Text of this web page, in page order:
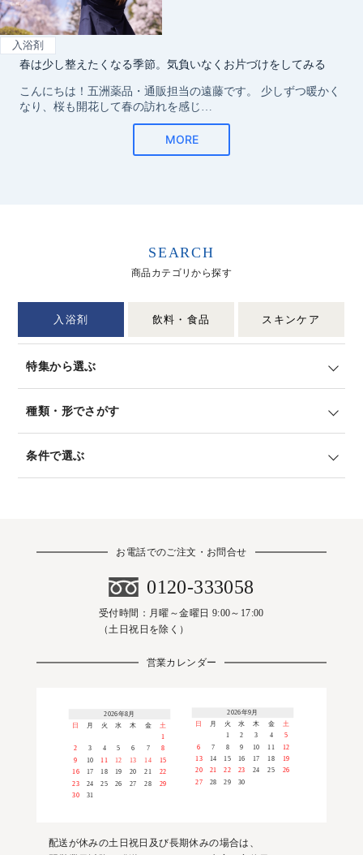
SEARCH
商品カテゴリから探す
入浴剤 飲料・食品 スキンケア
特集から選ぶ
種類・形でさがす
条件で選ぶ
お電話でのご注文・お問合せ
0120-333058
受付時間：月曜～金曜日 9:00～17:00
（土日祝日を除く）
営業カレンダー
2026年8月
日
月 火 水 木 金
土
1
2
3 4 5 6 7 8
9 10 11 12 13 14 15
16 17 18 19 20 21
22
23
24 25 26 27 28
29
30
31
2026年9月
日 月 火 水 木 金 土
1 2 3 4
5
6
7 8 9 10 11
12
13
14 15 16 17 18
19
20
21 22 23 24 25 26
27 28 29 30
配送が休みの土日祝日及び長期休みの場合は、